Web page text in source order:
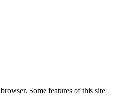
Some features of this site